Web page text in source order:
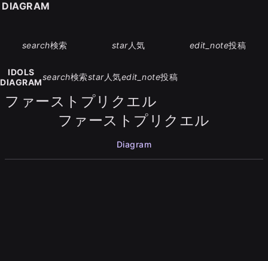
search検索 star人気 edit_note投稿
IDOLS
DIAGRAM
search検索star人気edit_note投稿
ファーストプリクエル
ファーストプリクエル
Diagram